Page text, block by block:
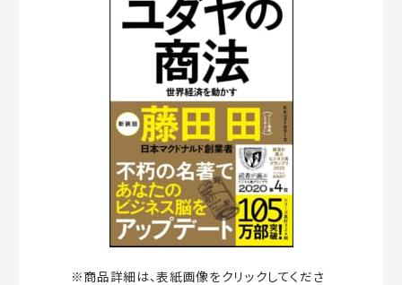
※商品詳細は、表紙画像をクリックしてくださ